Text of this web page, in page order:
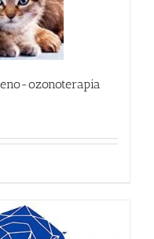
ozonoterapia